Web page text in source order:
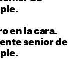
.
en la cara.
senior de
.